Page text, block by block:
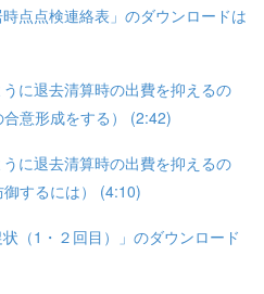
点点検連絡表」のダウンロードは
に退去清算時の出費を抑えるの
意形成をする） (2:42)
に退去清算時の出費を抑えるの
するには） (4:10)
（1・２回目）」のダウンロード